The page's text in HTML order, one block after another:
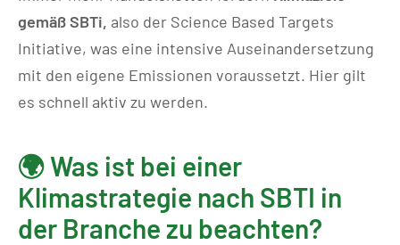
gemäß SBTi, also der Science Based Targets
Initiative, was eine intensive Auseinandersetzung
mit den eigene Emissionen voraussetzt. Hier gilt
es schnell aktiv zu werden.
🌍 Was ist bei einer
Klimastrategie nach SBTI in
der Branche zu beachten?